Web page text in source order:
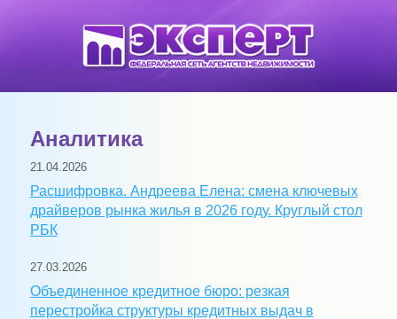
Аналитика
21.04.2026
Расшифровка. Андреева Елена: смена ключевых
драйверов рынка жилья в 2026 году. Круглый стол
РБК
27.03.2026
Объединенное кредитное бюро: резкая
перестройка структуры кредитных выдач в